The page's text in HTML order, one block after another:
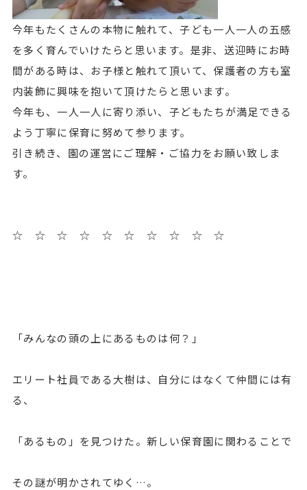
今年もたくさんの本物に触れて、子ども一人一人の五感
を多く育んでいけたらと思います。是非、送迎時にお時
間がある時は、お子様と触れて頂いて、保護者の方も室
内装飾に興味を抱いて頂けたらと思います。
今年も、一人一人に寄り添い、子どもたちが満足できる
よう丁寧に保育に努めて参ります。
引き続き、園の運営にご理解・ご協力をお願い致しま
す。
☆ ☆ ☆ ☆ ☆ ☆ ☆ ☆ ☆ ☆
「みんなの頭の上にあるものは何？」
エリート社員である大樹は、自分にはなくて仲間には有
る、
「あるもの」を見つけた。新しい保育園に関わることで
その謎が明かされてゆく…。